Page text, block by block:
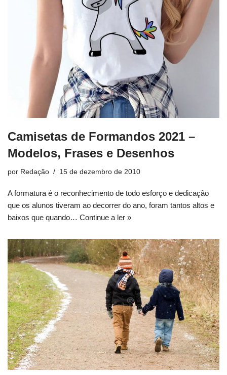
Camisetas de Formandos 2021 –
Modelos, Frases e Desenhos
por Redação 15 de dezembro de 2010
A formatura é o reconhecimento de todo esforço e dedicação
que os alunos tiveram ao decorrer do ano, foram tantos altos e
baixos que quando… Continue a ler »